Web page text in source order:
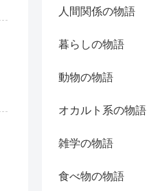
人間関係の物語
暮らしの物語
動物の物語
オカルト系の物語
雑学の物語
食べ物の物語